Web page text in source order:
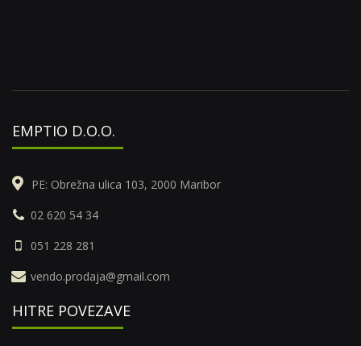
EMPTIO D.O.O.
PE: Obrežna ulica 103, 2000 Maribor
02 620 54 34
051 228 281
vendo.prodaja@gmail.com
HITRE POVEZAVE